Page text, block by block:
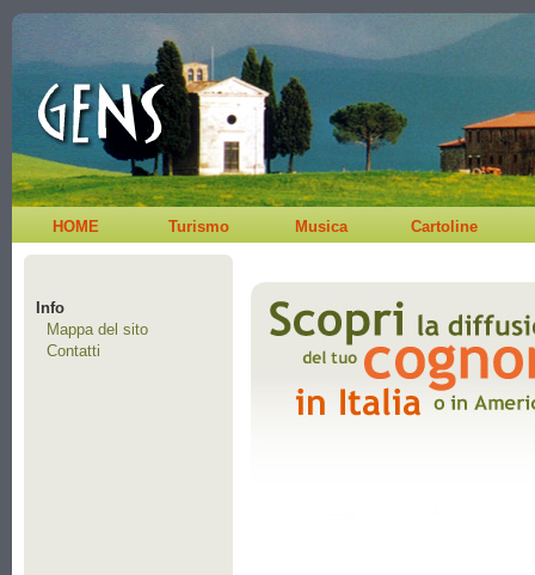
HOME Turismo Musica Cartoline
Info
Mappa del sito
Contatti